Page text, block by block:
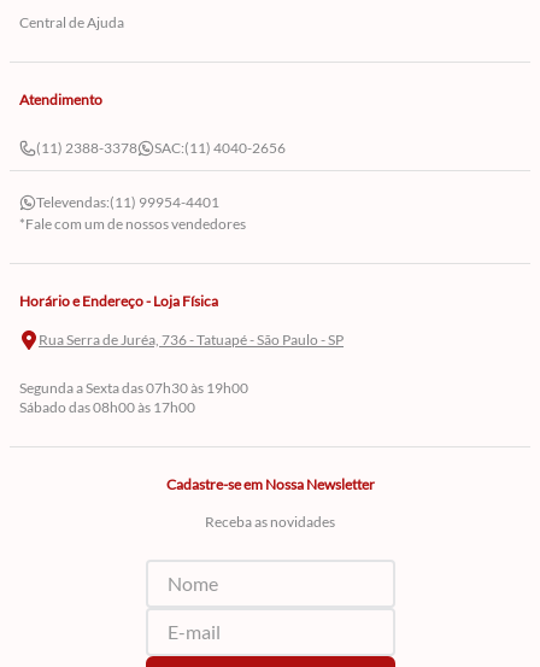
Central de Ajuda
Atendimento
(11) 2388-3378 SAC:(11) 4040-2656
Televendas:(11) 99954-4401
*Fale com um de nossos vendedores
Horário e Endereço - Loja Física
Rua Serra de Juréa, 736 - Tatuapé - São Paulo - SP
Segunda a Sexta das 07h30 às 19h00
Sábado das 08h00 às 17h00
Cadastre-se em Nossa Newsletter
Receba as novidades